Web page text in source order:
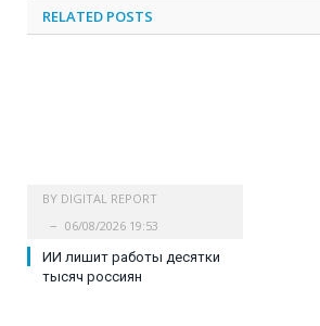
RELATED POSTS
BY DIGITAL REPORT
06/08/2026 19:53
ИИ лишит работы десятки
тысяч россиян